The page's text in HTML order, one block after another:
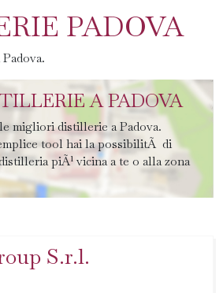
PADOVA
A PADOVA
migliori distillerie a Padova.
tool hai la possibilitÃ di
piÃ¹ vicina a te o alla zona
S.r.l.